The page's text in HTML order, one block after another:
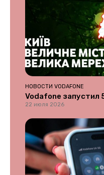
НОВОСТИ VODAFONE
Vodafone запустил
22 июля 2026